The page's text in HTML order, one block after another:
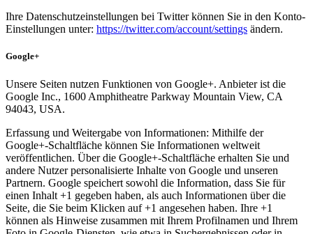
Ihre Datenschutzeinstellungen bei Twitter können Sie in den Konto-
Einstellungen unter: https://twitter.com/account/settings ändern.
Google+
Unsere Seiten nutzen Funktionen von Google+. Anbieter ist die
Google Inc., 1600 Amphitheatre Parkway Mountain View, CA
94043, USA.
Erfassung und Weitergabe von Informationen: Mithilfe der
Google+-Schaltfläche können Sie Informationen weltweit
veröffentlichen. Über die Google+-Schaltfläche erhalten Sie und
andere Nutzer personalisierte Inhalte von Google und unseren
Partnern. Google speichert sowohl die Information, dass Sie für
einen Inhalt +1 gegeben haben, als auch Informationen über die
Seite, die Sie beim Klicken auf +1 angesehen haben. Ihre +1
können als Hinweise zusammen mit Ihrem Profilnamen und Ihrem